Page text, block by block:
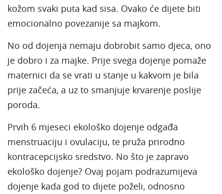
kožom svaki puta kad sisa. Ovako će dijete biti
emocionalno povezanije sa majkom.
No od dojenja nemaju dobrobit samo djeca, ono
je dobro i za majke. Prije svega dojenje pomaže
maternici da se vrati u stanje u kakvom je bila
prije začeća, a uz to smanjuje krvarenje poslije
poroda.
Prvih 6 mjeseci ekološko dojenje odgađa
menstruaciju i ovulaciju, te pruža prirodno
kontracepcijsko sredstvo. No što je zapravo
ekološko dojenje? Ovaj pojam podrazumijeva
dojenje kada god to dijete poželi, odnosno